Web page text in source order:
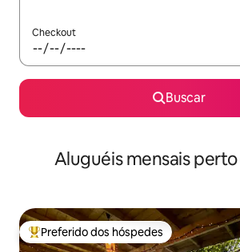
Checkout
Buscar
Aluguéis mensais
Entre os melhores preferidos dos
Preferido dos hóspedes